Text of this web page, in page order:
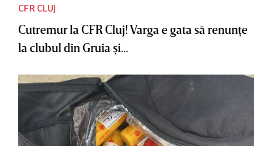
CFR CLUJ
Cutremur la CFR Cluj! Varga e gata să renunţe
la clubul din Gruia şi...